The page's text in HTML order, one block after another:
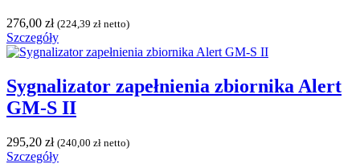
276,00 zł (224,39 zł netto)
Szczegóły
Sygnalizator zapełnienia zbiornika Alert
GM-S II
295,20 zł (240,00 zł netto)
Szczegóły